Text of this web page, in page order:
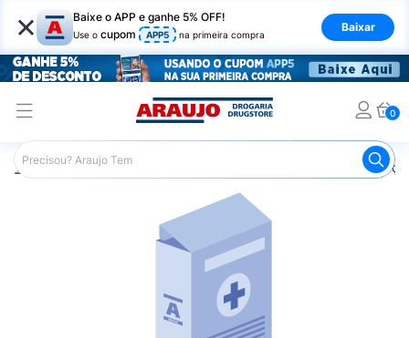
× Baixe o APP e ganhe 5% OFF!
Use o cupom APP5 na primeira compra
Baixar
0
Araujo Medicamentos Remédios para Alergias e